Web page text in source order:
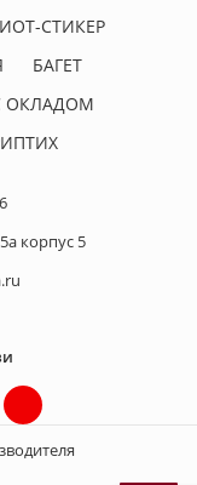
СТИКЕР
БАГЕТ
ОКЛАДОМ
корпус 5